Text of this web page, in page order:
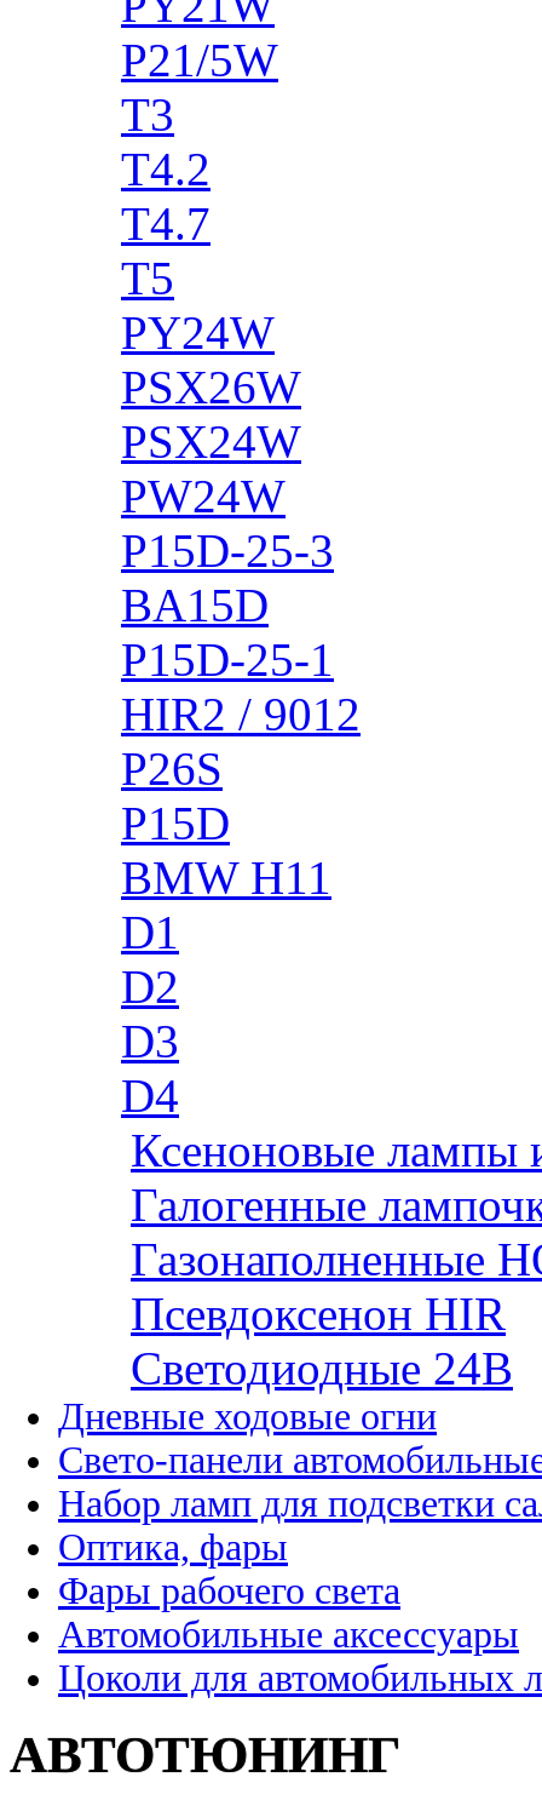
P21/5W
T3
T4.2
T4.7
T5
PY24W
PSX26W
PSX24W
PW24W
P15D-25-3
BA15D
P15D-25-1
HIR2 / 9012
P26S
P15D
BMW H11
D1
D2
D3
D4
Ксеноновые лампы
Галогенные
Газонаполненные
Псевдоксенон HIR
Cветодиодные 24B
Дневные ходовые огни
Свето-панели
Набор ламп для подсветки
Оптика, фары
Фары рабочего света
Автомобильные аксессуары
Цоколи для автомобильных
АВТОТЮНИНГ